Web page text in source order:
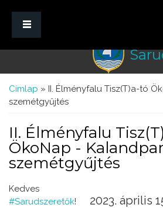
☰ Menü
Jelenlegi hely
Címlap » II. Élményfalu Tisz(T)a-tó
szemétgyűjtés
II. Élményfalu
ÖkoNap -
szemétgyűjtés
2023. április
Kedves
#Sarudszeretők!